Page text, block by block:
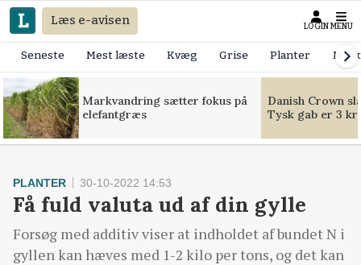
Læs e-avisen LOGIN MENU
Seneste Mest læste Kvæg Grise Planter
Markvandring sætter fokus på
elefantgræs
Danish Crown
Tysk gab er 3
PLANTER 30-10-2022 14:53
Få fuld valuta ud af din gylle
Forsøg med additiv viser at indholdet af bundet N i
gyllen kan hæves med 1-2 kilo per tons, og det kan